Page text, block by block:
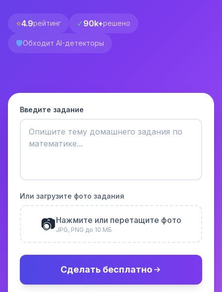
⭐4.9рейтинг ✓90k+решено
🛡️Обходит AI-детекторы
Введите задание
Или загрузите фото задания
📷Нажмите или перетащите фото
JPG, PNG до 10 МБ
Сделать бесплатно